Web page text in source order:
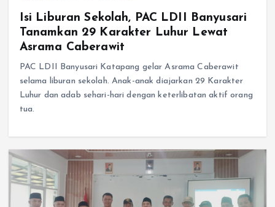
Isi Liburan Sekolah, PAC LDII Banyusari
Tanamkan 29 Karakter Luhur Lewat
Asrama Caberawit
PAC LDII Banyusari Katapang gelar Asrama Caberawit
selama liburan sekolah. Anak-anak diajarkan 29 Karakter
Luhur dan adab sehari-hari dengan keterlibatan aktif orang
tua.